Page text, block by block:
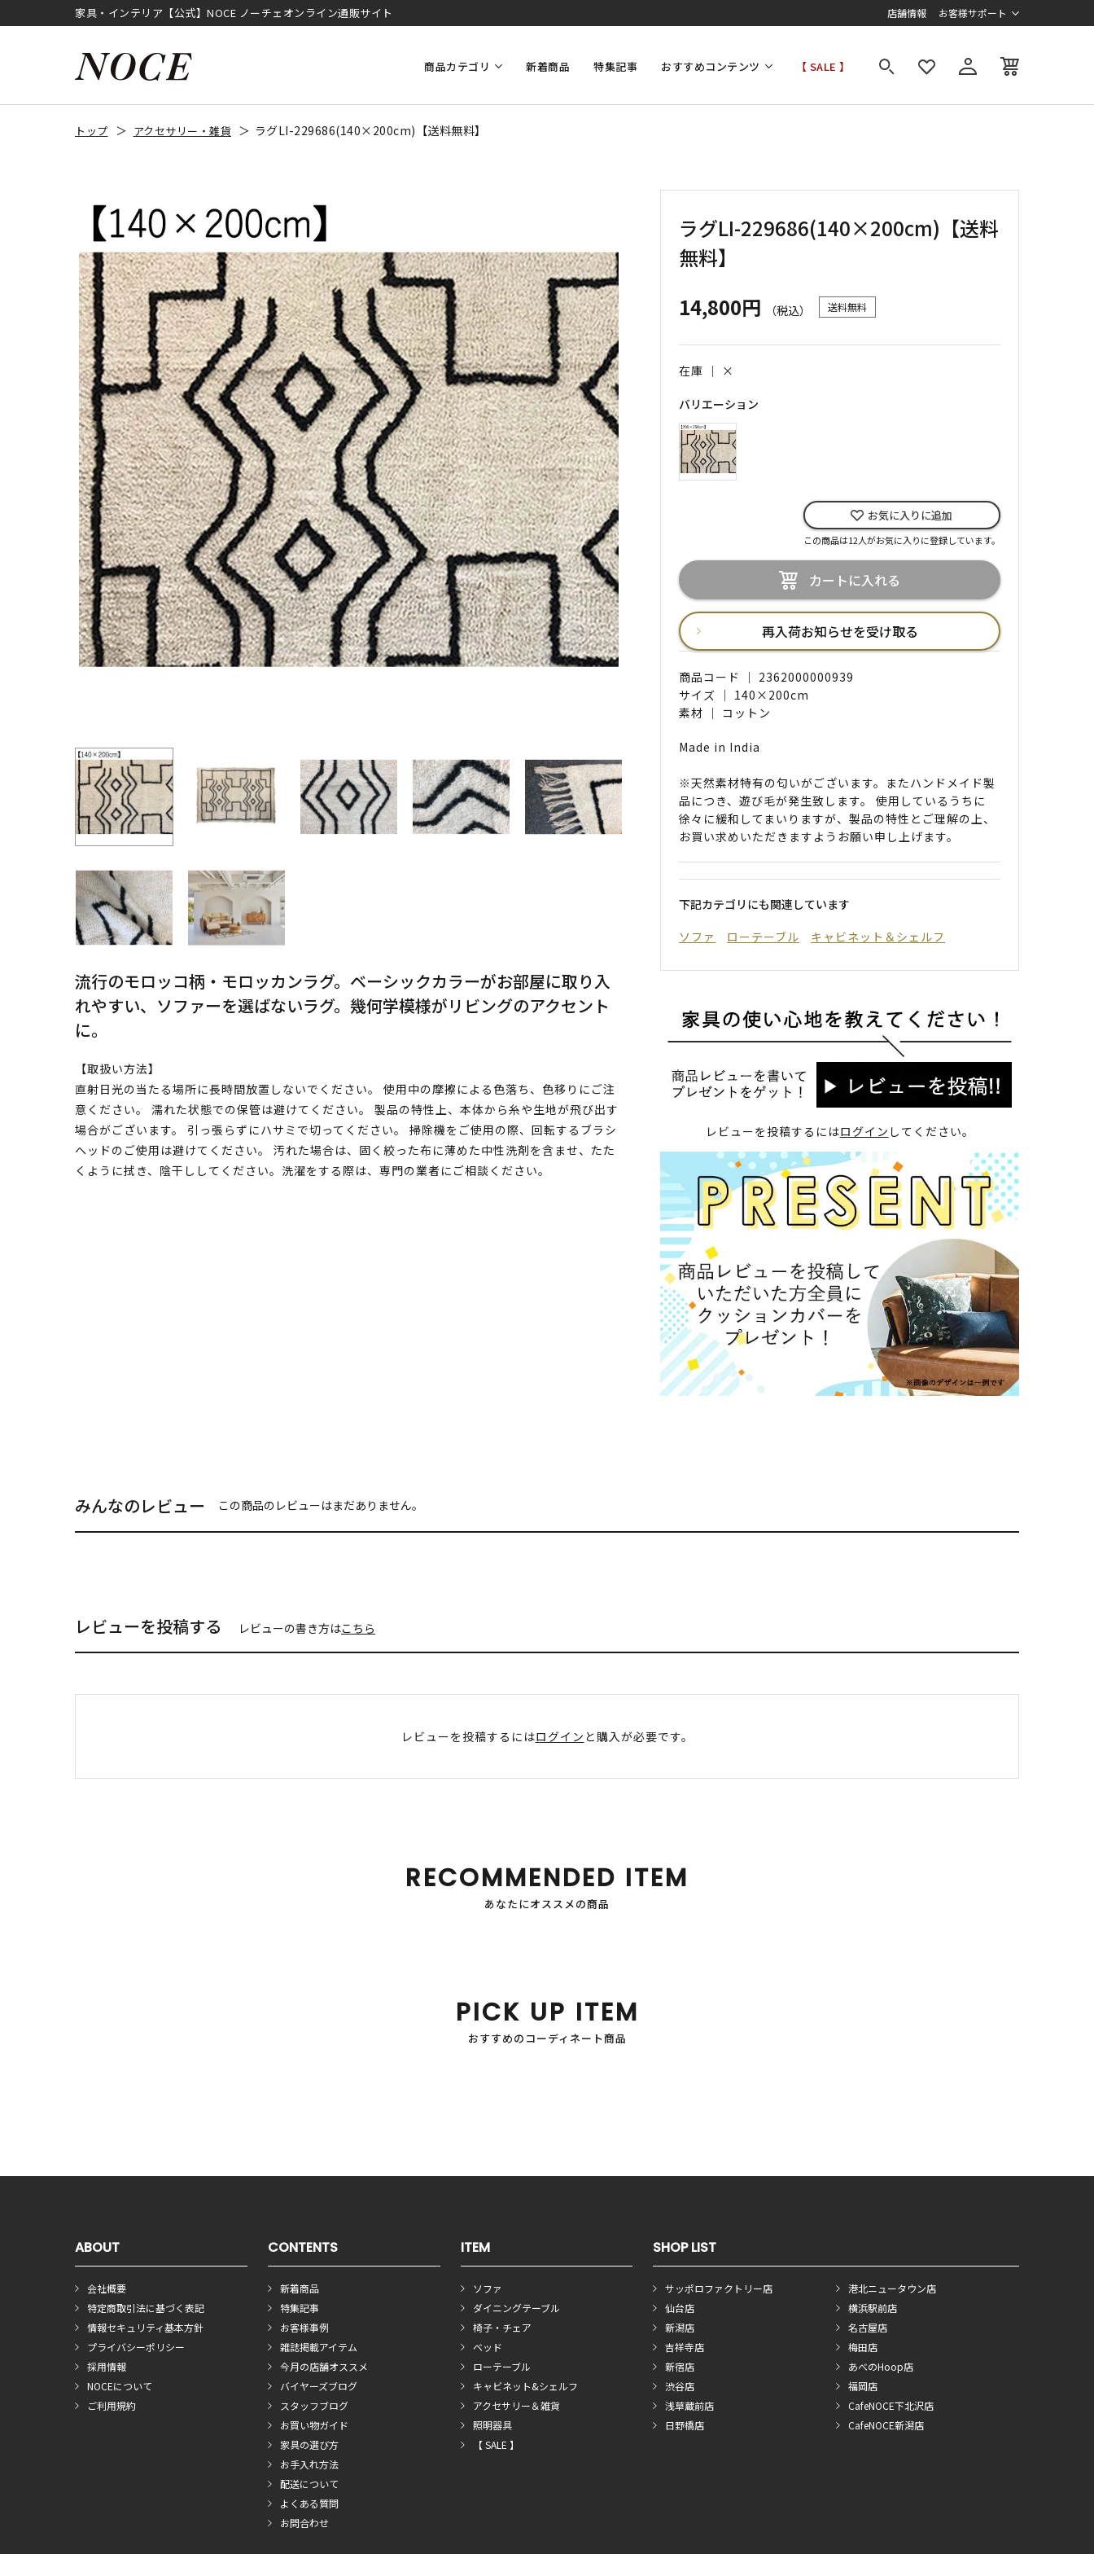
家具・インテリア【公式】NOCE ノーチェオンライン通販サイト 店舗情報 お客様サポート
商品カテゴリ 新着商品 特集記事 おすすめコンテンツ 【 SALE 】
トップ アクセサリー・雑貨 ラグLI-229686(140×200cm)【送料無料】
流行のモロッコ柄・モロッカンラグ。ベーシックカラーがお部屋に取り入
れやすい、ソファーを選ばないラグ。幾何学模様がリビングのアクセント
に。
【取扱い方法】
直射日光の当たる場所に長時間放置しないでください。 使用中の摩擦による色落ち、色移りにご注
意ください。 濡れた状態での保管は避けてください。 製品の特性上、本体から糸や生地が飛び出す
場合がございます。 引っ張らずにハサミで切ってください。 掃除機をご使用の際、回転するブラシ
ヘッドのご使用は避けてください。 汚れた場合は、固く絞った布に薄めた中性洗剤を含ませ、たた
くように拭き、陰干ししてください。洗濯をする際は、専門の業者にご相談ください。
ラグLI-229686(140×200cm)【送料
無料】
14,800円
（税込） 送料無料
在庫 ｜ ×
バリエーション
お気に入りに追加
この商品は12人がお気に入りに登録しています。
カートに入れる
再入荷お知らせを受け取る
商品コード ｜ 2362000000939
サイズ ｜ 140×200cm
素材 ｜ コットン
Made in India
※天然素材特有の匂いがございます。またハンドメイド製
品につき、遊び毛が発生致します。 使用しているうちに
徐々に緩和してまいりますが、製品の特性とご理解の上、
お買い求めいただきますようお願い申し上げます。
下記カテゴリにも関連しています
ソファ
ローテーブル キャビネット＆シェルフ
レビューを投稿するにはログイン してください。
みんなのレビュー この商品のレビューはまだありません。
レビューを投稿する レビューの書き方はこちら
レビューを投稿するにはログイン と購入が必要です。
RECOMMENDED ITEM
あなたにオススメの商品
PICK UP ITEM
おすすめのコーディネート商品
ABOUT
会社概要
特定商取引法に基づく表記
情報セキュリティ基本方針
プライバシーポリシー
採用情報
NOCEについて
ご利用規約
CONTENTS
新着商品
特集記事
お客様事例
雑誌掲載アイテム
今月の店舗オススメ
バイヤーズブログ
スタッフブログ
お買い物ガイド
家具の選び方
お手入れ方法
配送について
よくある質問
お問合わせ
ITEM
ソファ
ダイニングテーブル
椅子・チェア
ベッド
ローテーブル
キャビネット&シェルフ
アクセサリー＆雑貨
照明器具
【 SALE 】
SHOP LIST
サッポロファクトリー店
仙台店
新潟店
吉祥寺店
新宿店
渋谷店
浅草蔵前店
日野橋店
港北ニュータウン店
横浜駅前店
名古屋店
梅田店
あべのHoop店
福岡店
CafeNOCE下北沢店
CafeNOCE新潟店